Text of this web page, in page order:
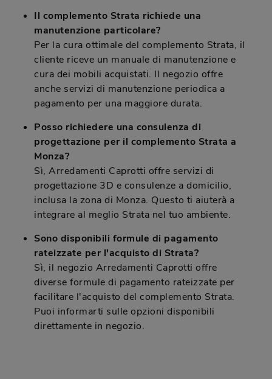
Il complemento Strata richiede una
manutenzione particolare?
Per la cura ottimale del complemento Strata, il
cliente riceve un manuale di manutenzione e
cura dei mobili acquistati. Il negozio offre
anche servizi di manutenzione periodica a
pagamento per una maggiore durata.
Posso richiedere una consulenza di
progettazione per il complemento Strata a
Monza?
Sì, Arredamenti Caprotti offre servizi di
progettazione 3D e consulenze a domicilio,
inclusa la zona di Monza. Questo ti aiuterà a
integrare al meglio Strata nel tuo ambiente.
Sono disponibili formule di pagamento
rateizzate per l'acquisto di Strata?
Sì, il negozio Arredamenti Caprotti offre
diverse formule di pagamento rateizzate per
facilitare l'acquisto del complemento Strata.
Puoi informarti sulle opzioni disponibili
direttamente in negozio.